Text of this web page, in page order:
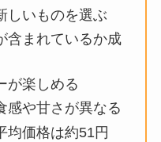
しいものを選ぶ
含まれているか成
が楽しめる
感や甘さが異なる
均価格は約51円